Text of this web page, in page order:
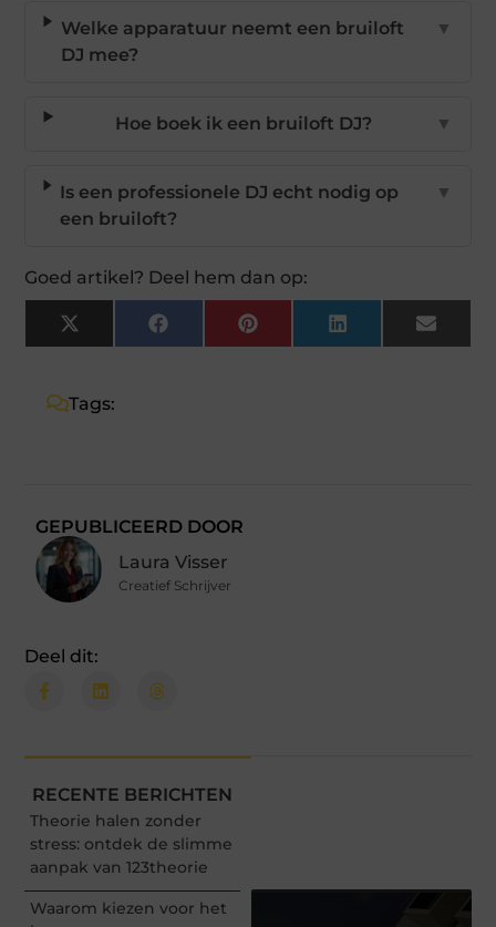
Welke apparatuur neemt een bruiloft
DJ mee?
▼
Hoe boek ik een bruiloft DJ? ▼
Is een professionele DJ echt nodig op
een bruiloft?
▼
Goed artikel? Deel hem dan op:
X
(Twitter)
FacebookPinterestLinkedIn Email
Tags:
GEPUBLICEERD DOOR
Laura Visser
Creatief Schrijver
Deel dit:
RECENTE BERICHTEN
Theorie halen zonder
stress: ontdek de slimme
aanpak van 123theorie
Waarom kiezen voor het